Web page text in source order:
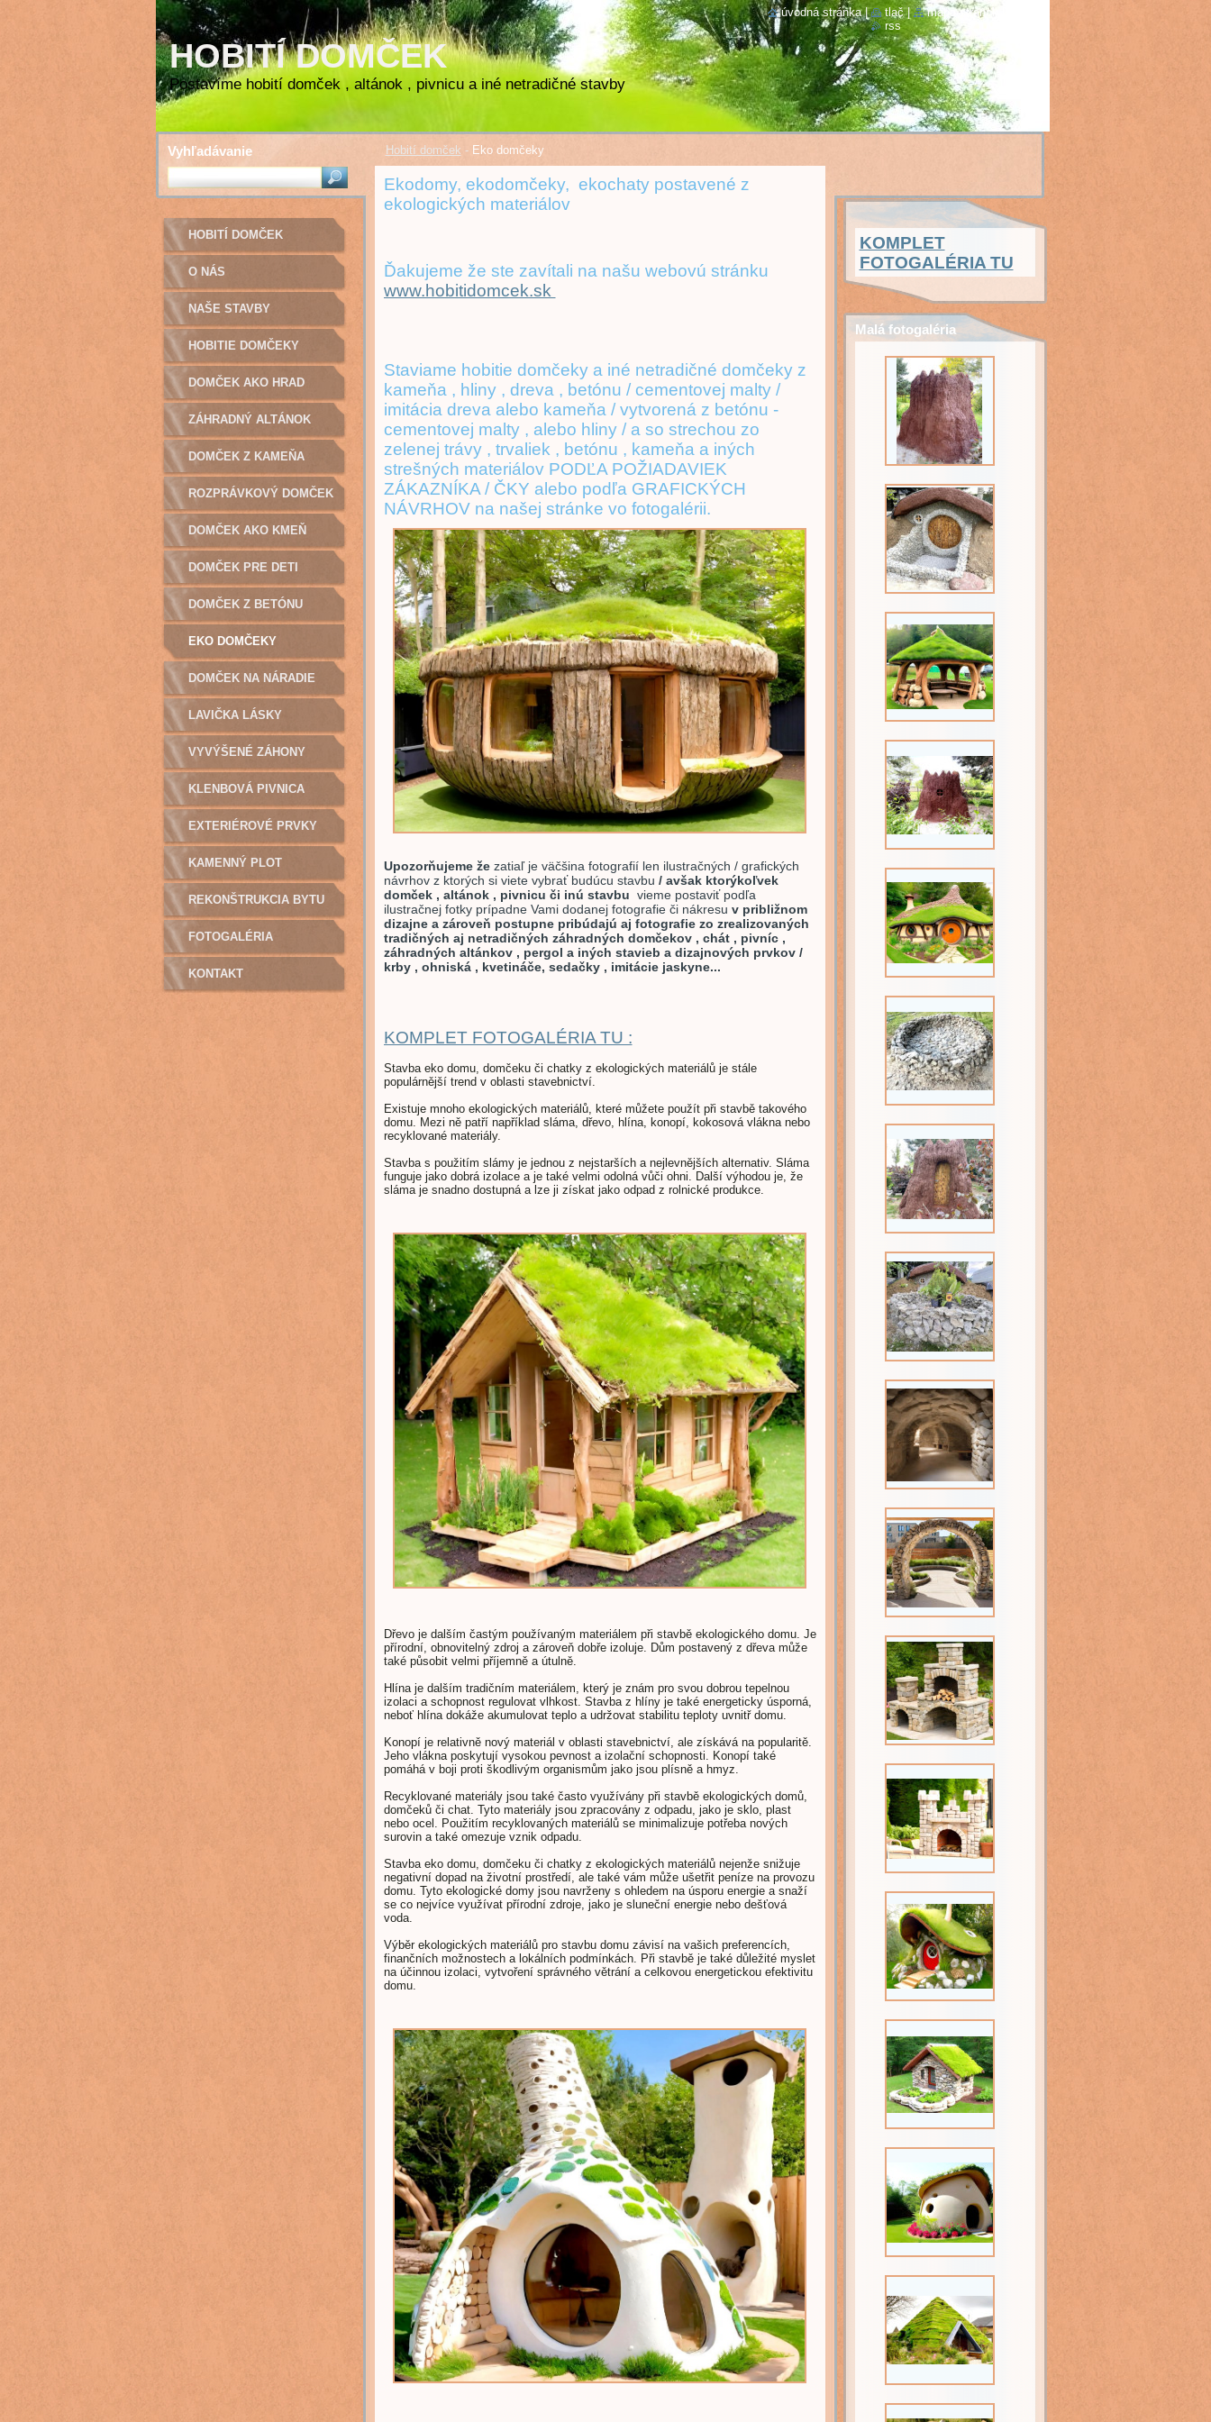
HOBITÍ DOMČEK
Postavíme hobití domček , altánok , pivnicu a iné netradičné stavby
Hobití domček - Eko domčeky
Ekodomy, ekodomčeky, ekochaty postavené z
ekologických materiálov
Ďakujeme že ste zavítali na našu webovú stránku
www.hobitidomcek.sk
Staviame hobitie domčeky a iné netradičné domčeky z
kameňa , hliny , dreva , betónu / cementovej malty /
imitácia dreva alebo kameňa / vytvorená z betónu -
cementovej malty , alebo hliny / a so strechou zo
zelenej trávy , trvaliek , betónu , kameňa a iných
strešných materiálov PODĽA POŽIADAVIEK
ZÁKAZNÍKA / ČKY alebo podľa GRAFICKÝCH
NÁVRHOV na našej stránke vo fotogalérii.
Upozorňujeme že zatiaľ je väčšina fotografií len ilustračných / grafických
návrhov z ktorých si viete vybrať budúcu stavbu / avšak ktorýkoľvek
domček , altánok , pivnicu či inú stavbu vieme postaviť podľa
ilustračnej fotky prípadne Vami dodanej fotografie či nákresu v približnom
dizajne a zároveň postupne pribúdajú aj fotografie zo zrealizovaných
tradičných aj netradičných záhradných domčekov , chát , pivníc ,
záhradných altánkov , pergol a iných stavieb a dizajnových prvkov /
krby , ohniská , kvetináče, sedačky , imitácie jaskyne...
KOMPLET FOTOGALÉRIA TU :
Stavba eko domu, domčeku či chatky z ekologických materiálů je stále
populárnější trend v oblasti stavebnictví.
Existuje mnoho ekologických materiálů, které můžete použít při stavbě takového
domu. Mezi ně patří například sláma, dřevo, hlína, konopí, kokosová vlákna nebo
recyklované materiály.
Stavba s použitím slámy je jednou z nejstarších a nejlevnějších alternativ. Sláma
funguje jako dobrá izolace a je také velmi odolná vůči ohni. Další výhodou je, že
sláma je snadno dostupná a lze ji získat jako odpad z rolnické produkce.
Dřevo je dalším častým používaným materiálem při stavbě ekologického domu. Je
přírodní, obnovitelný zdroj a zároveň dobře izoluje. Dům postavený z dřeva může
také působit velmi příjemně a útulně.
Hlína je dalším tradičním materiálem, který je znám pro svou dobrou tepelnou
izolaci a schopnost regulovat vlhkost. Stavba z hlíny je také energeticky úsporná,
neboť hlína dokáže akumulovat teplo a udržovat stabilitu teploty uvnitř domu.
Konopí je relativně nový materiál v oblasti stavebnictví, ale získává na popularitě.
Jeho vlákna poskytují vysokou pevnost a izolační schopnosti. Konopí také
pomáhá v boji proti škodlivým organismům jako jsou plísně a hmyz.
Recyklované materiály jsou také často využívány při stavbě ekologických domů,
domčeků či chat. Tyto materiály jsou zpracovány z odpadu, jako je sklo, plast
nebo ocel. Použitím recyklovaných materiálů se minimalizuje potřeba nových
surovin a také omezuje vznik odpadu.
Stavba eko domu, domčeku či chatky z ekologických materiálů nejenže snižuje
negativní dopad na životní prostředí, ale také vám může ušetřit peníze na provozu
domu. Tyto ekologické domy jsou navrženy s ohledem na úsporu energie a snaží
se co nejvíce využívat přírodní zdroje, jako je sluneční energie nebo dešťová
voda.
Výběr ekologických materiálů pro stavbu domu závisí na vašich preferencích,
finančních možnostech a lokálních podmínkách. Při stavbě je také důležité myslet
na účinnou izolaci, vytvoření správného větrání a celkovou energetickou efektivitu
domu.
HOBITÍ DOMČEK
O NÁS
NAŠE STAVBY
HOBITIE DOMČEKY
DOMČEK AKO HRAD
ZÁHRADNÝ ALTÁNOK
DOMČEK Z KAMEŇA
ROZPRÁVKOVÝ DOMČEK
DOMČEK AKO KMEŇ
DOMČEK PRE DETI
DOMČEK Z BETÓNU
EKO DOMČEKY
DOMČEK NA NÁRADIE
LAVIČKA LÁSKY
VYVÝŠENÉ ZÁHONY
KLENBOVÁ PIVNICA
EXTERIÉROVÉ PRVKY
KAMENNÝ PLOT
REKONŠTRUKCIA BYTU
FOTOGALÉRIA
KONTAKT
KOMPLET
FOTOGALÉRIA TU
Malá fotogaléria
Vyhľadávanie
úvodná stránka | tlač | mapa stránok
rss